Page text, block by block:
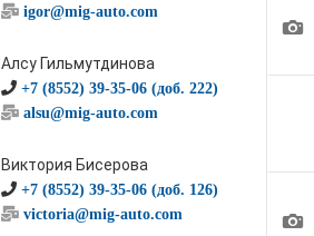
igor@mig-auto.com
Алсу Гильмутдинова
+7 (8552) 39-35-06 (доб. 222)
alsu@mig-auto.com
Виктория Бисерова
+7 (8552) 39-35-06 (доб. 126)
victoria@mig-auto.com
1
1